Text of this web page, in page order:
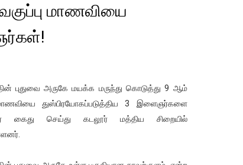
உண்மையை சொன்ன விஜய் சேதுபதி
நட்டஈடு கோரியுள்ளது
தொடர்பில் நாடாளுமன்றத்தில் பகிரங்க கேள்வி
தமிழ் குடும்பம்!! நடந்தது என்ன
பாடலாசிரியர் வெளியிட்ட...
மாணவியை
புதுவை அருகே மயக்க மருந்து கொடுத்து 9 ஆம்
துஸ்பிரயோகப்படுத்திய 3 இளைஞர்களை
கைது செய்து கடலூர் மத்திய சிறையில்